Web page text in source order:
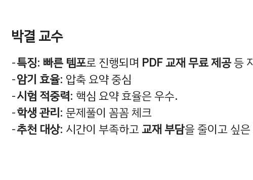
박결 교수
특징: 빠른 템포로 진행되며 PDF 교재 무료 제공등
암기 효율: 압축 요약 중심
시험 적중력: 핵심 요약 효율은 우수.
학생 관리: 문제풀이 꼼꼼 체크
추천 대상: 시간이 부족하고교재 부담을 줄이고 싶은